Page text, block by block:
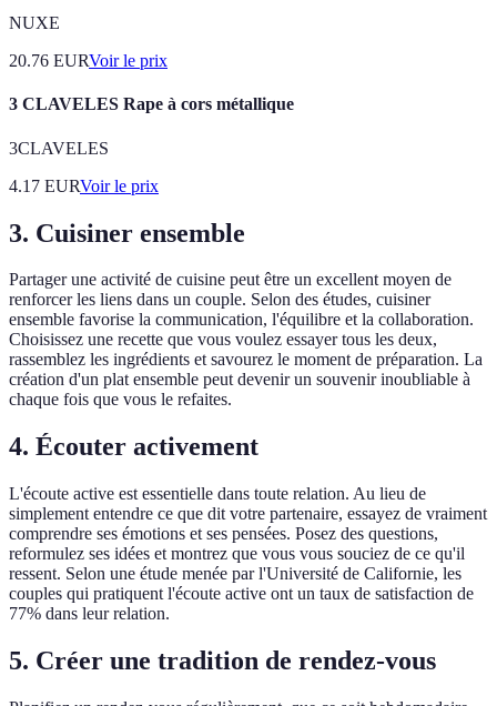
NUXE
20.76 EURVoir le prix
3 CLAVELES Rape à cors métallique
3CLAVELES
4.17 EURVoir le prix
3. Cuisiner ensemble
Partager une activité de cuisine peut être un excellent moyen de
renforcer les liens dans un couple. Selon des études, cuisiner
ensemble favorise la communication, l'équilibre et la collaboration.
Choisissez une recette que vous voulez essayer tous les deux,
rassemblez les ingrédients et savourez le moment de préparation. La
création d'un plat ensemble peut devenir un souvenir inoubliable à
chaque fois que vous le refaites.
4. Écouter activement
L'écoute active est essentielle dans toute relation. Au lieu de
simplement entendre ce que dit votre partenaire, essayez de vraiment
comprendre ses émotions et ses pensées. Posez des questions,
reformulez ses idées et montrez que vous vous souciez de ce qu'il
ressent. Selon une étude menée par l'Université de Californie, les
couples qui pratiquent l'écoute active ont un taux de satisfaction de
77% dans leur relation.
5. Créer une tradition de rendez-vous